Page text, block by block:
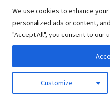
We use cookies to enhance
personalized ads or content,
"Accept All", you consent to our
Customize